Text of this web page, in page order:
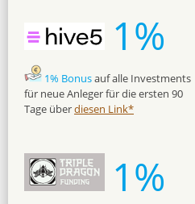
1%
1% Bonusauf alle Investments
für neue Anleger für die ersten 90
Tage überdiesen Link*
1%